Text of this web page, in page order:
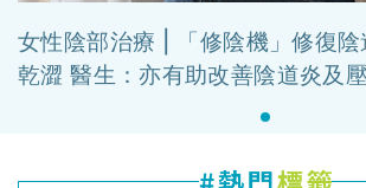
女性陰部治療 | 「修陰機」修復陰
乾澀 醫生：亦有助改善陰道炎及